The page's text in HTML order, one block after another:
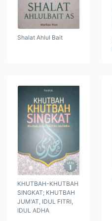
Shalat Ahlul Bait
KHUTBAH-KHUTBAH
SINGKAT; KHUTBAH
JUM'AT, IDUL FITRI,
IDUL ADHA